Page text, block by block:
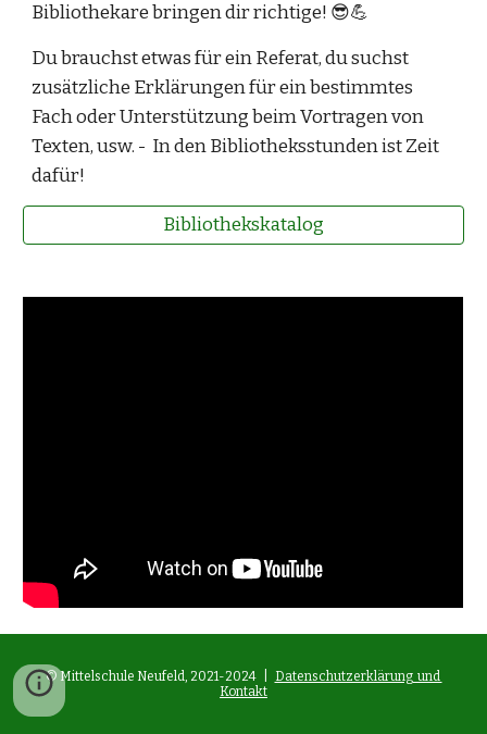
Bibliothekare bringen dir richtige! 😎💪
Du brauchst etwas für ein Referat, du suchst
zusätzliche Erklärungen für ein bestimmtes
Fach oder Unterstützung beim Vortragen von
Texten, usw. - In den Bibliotheksstunden ist Zeit
dafür!
Bibliothekskatalog
© Mittelschule Neufeld, 2021-2024 |
Datenschutzerklärung und
Kontakt